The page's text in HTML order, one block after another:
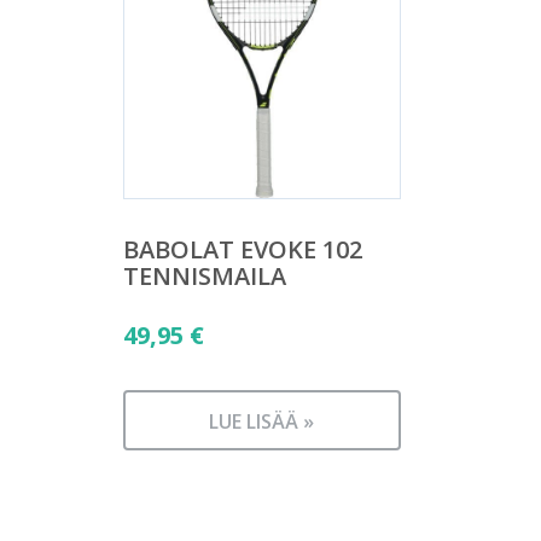
BABOLAT EVOKE 102
TENNISMAILA
49,95 €
LUE LISÄÄ »